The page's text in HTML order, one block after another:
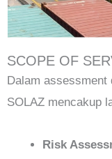
SCOPE OF
Dalam assessment
SOLAZ mencakup
Risk